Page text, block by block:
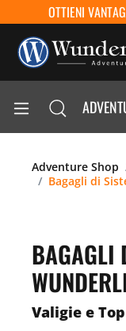
OTTIENI
Adventure Shop
Bagagli di
BAGAGLI
Valigie e Top